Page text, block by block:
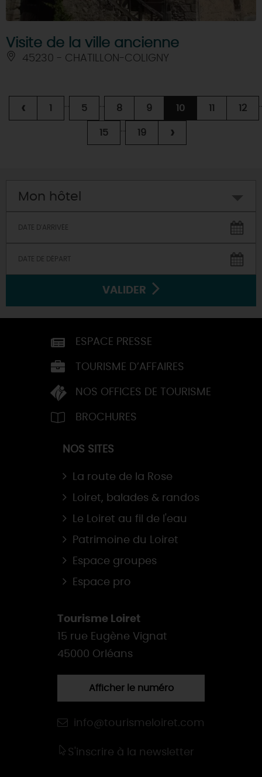
Visite de la ville ancienne
45230 - CHATILLON-COLIGNY
‹ 1 ... 5 ... 8 9 10 11 12
15 ... 19 ›
Mon hôtel
VALIDER
ESPACE PRESSE
TOURISME D’AFFAIRES
NOS OFFICES DE TOURISME
BROCHURES
NOS SITES
La route de la Rose
Loiret, balades & randos
Le Loiret au fil de l'eau
Patrimoine du Loiret
Espace groupes
Espace pro
Tourisme Loiret
15 rue Eugène Vignat
45000 Orléans
Afficher le numéro
info@tourismeloiret.com
S'inscrire à la newsletter